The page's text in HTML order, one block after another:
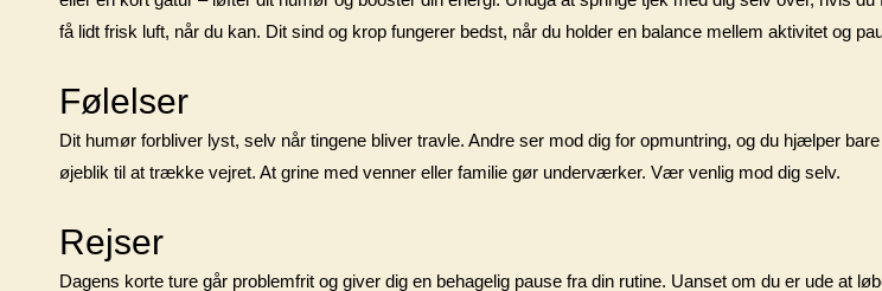
få lidt frisk luft, når du kan. Dit sind og krop fungerer bedst, når du holder en balance mellem aktivitet og
Følelser
Dit humør forbliver lyst, selv når tingene bliver travle. Andre ser mod dig for opmuntring, og du hjælper
øjeblik til at trække vejret. At grine med venner eller familie gør underværker. Vær venlig mod dig selv.
Rejser
Dagens korte ture går problemfrit og giver dig en behagelig pause fra din rutine. Uanset om du er ude at